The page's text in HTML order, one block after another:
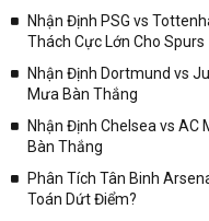
Nhận Định PSG vs
Thách Cực Lớn Cho Spurs
Nhận Định Dortmund vs
Mưa Bàn Thắng
Nhận Định Chelsea vs AC
Bàn Thắng
Phân Tích Tân Binh
Toán Dứt Điểm?